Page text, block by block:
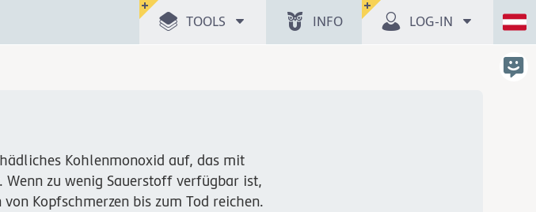
Kohlenmonoxid auf, das mit
zu wenig Sauerstoff verfügbar ist,
Kopfschmerzen bis zum Tod reichen.
TOOLS INFO LOG-IN